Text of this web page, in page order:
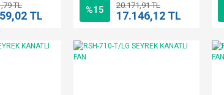
TL
TL %15 20.171,91 TL
17.146,12 TL